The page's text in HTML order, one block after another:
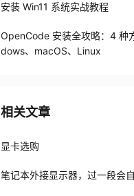
安装 Win11 系统实战教程
OpenCode 安装全攻略：4 种
dows、macOS、Linux
相关文章
显卡选购
笔记本外接显示器，过一段会